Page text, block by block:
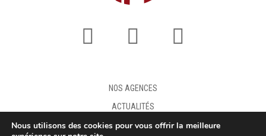
NOS AGENCES
ACTUALITÉS
FAQ
Nous utilisons des cookies pour vous offrir la meilleure